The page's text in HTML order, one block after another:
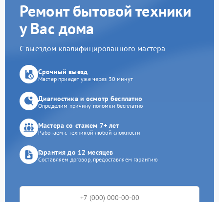
Ремонт бытовой техники
у Вас дома
С выездом квалифицированного мастера
Срочный выезд
Мастер приедет уже через 30 минут
Диагностика и осмотр бесплатно
Определим причину поломки бесплатно
Мастера со стажем 7+ лет
Работаем с техникой любой сложности
Гарантия до 12 месяцев
Составляем договор, предоставляем гарантию